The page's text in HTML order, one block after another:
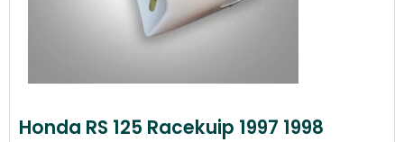
Honda RS 125 Racekuip 1997 1998